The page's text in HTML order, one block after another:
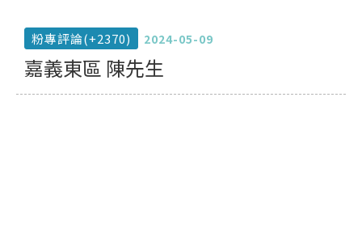
粉專評論(+2370) 2024-05-09
嘉義東區 陳先生